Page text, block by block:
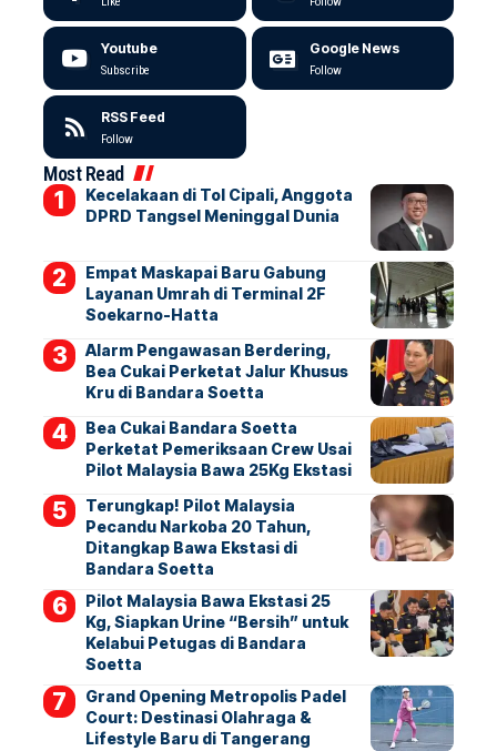
Youtube
Subscribe
Google News
Follow
RSS Feed
Follow
Most Read
Kecelakaan di Tol Cipali, Anggota
DPRD Tangsel Meninggal Dunia
Empat Maskapai Baru Gabung
Layanan Umrah di Terminal 2F
Soekarno-Hatta
Alarm Pengawasan Berdering,
Bea Cukai Perketat Jalur Khusus
Kru di Bandara Soetta
Bea Cukai Bandara Soetta
Perketat Pemeriksaan Crew Usai
Pilot Malaysia Bawa 25Kg Ekstasi
Terungkap! Pilot Malaysia
Pecandu Narkoba 20 Tahun,
Ditangkap Bawa Ekstasi di
Bandara Soetta
Pilot Malaysia Bawa Ekstasi 25
Kg, Siapkan Urine “Bersih” untuk
Kelabui Petugas di Bandara
Soetta
Grand Opening Metropolis Padel
Court: Destinasi Olahraga &
Lifestyle Baru di Tangerang